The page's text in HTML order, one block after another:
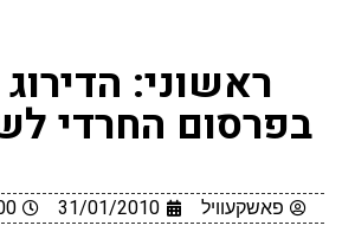
ראשוני:
בפרסום החרדי לשנת
פאשקעוויל 31/01/2010